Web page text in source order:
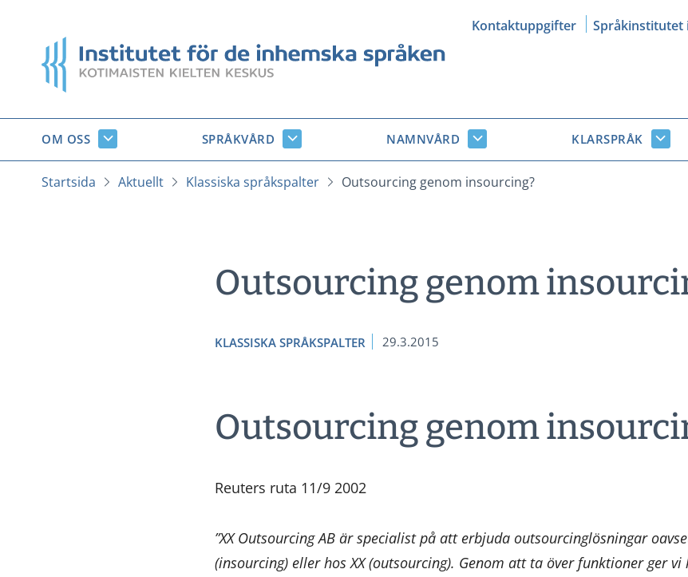
innehåll
Kontaktuppgifter Språkinstitutet
Startsida
OM OSS
Om
oss
undersidor
SPRÅKVÅRD
Språkvård
undersidor
NAMNVÅRD
Namnvård
undersidor
KLARSPRÅK
Startsida
Aktuellt Klassiska språkspalter Outsourcing genom insourcing?
Outsourcing genom
KLASSISKA SPRÅKSPALTER 29.3.2015
Outsourcing genom
Reuters ruta 11/9 2002
”XX Outsourcing AB är specialist på att erbjuda outsourcinglösningar
(insourcing) eller hos XX (outsourcing). Genom att ta över funktioner ger